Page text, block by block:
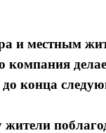
и местным
конца